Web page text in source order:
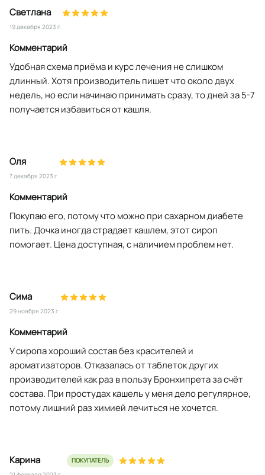
Светлана
19 декабря 2023 г.
Комментарий
Удобная схема приёма и курс лечения не слишком
длинный. Хотя производитель пишет что около двух
недель, но если начинаю принимать сразу, то дней за 5-7
получается избавиться от кашля.
Оля
7 декабря 2023 г.
Комментарий
Покупаю его, потому что можно при сахарном диабете
пить. Дочка иногда страдает кашлем, этот сироп
помогает. Цена доступная, с наличием проблем нет.
Сима
29 ноября 2023 г.
Комментарий
У сиропа хороший состав без красителей и
ароматизаторов. Отказалась от таблеток других
производителей как раз в пользу Бронхипрета за счёт
состава. При простудах кашель у меня дело регулярное,
потому лишний раз химией лечиться не хочется.
Карина ПОКУПАТЕЛЬ